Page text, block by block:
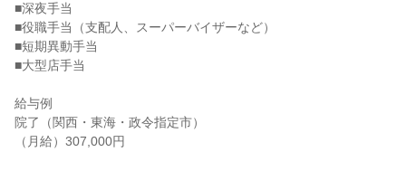
■深夜手当
■役職手当（支配人、スーパーバイザーなど）
■短期異動手当
■大型店手当
給与例
院了（関西・東海・政令指定市）
（月給）307,000円